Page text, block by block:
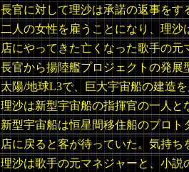
長官に対して理沙は承諾の返事をす
二人の女性を雇うことになり、理
店にやってきた亡くなった歌手の
長官から揚陸艦プロジェクトの発展
太陽/地球L3で、巨大宇宙船の建造
理沙は新型宇宙船の指揮官の一人
新型宇宙船は恒星間移住船のプロ
店に戻ると客が待っていた。気持
理沙は歌手の元マネジャーと、小説